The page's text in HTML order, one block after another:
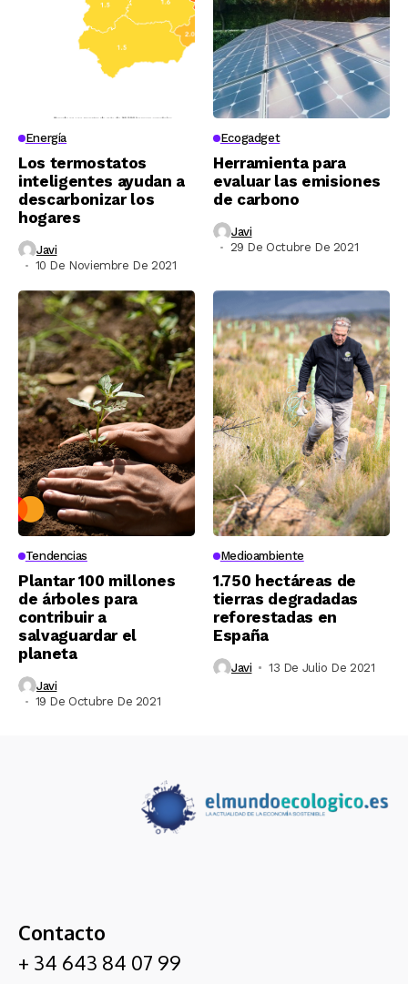
Energía
Los termostatos
inteligentes ayudan a
descarbonizar los
hogares
Javi
10 De Noviembre De 2021
Ecogadget
Herramienta para
evaluar las emisiones
de carbono
Javi
29 De Octubre De 2021
Tendencias
Plantar 100 millones
de árboles para
contribuir a
salvaguardar el
planeta
Javi
19 De Octubre De 2021
Medioambiente
1.750 hectáreas de
tierras degradadas
reforestadas en
España
Javi 13 De Julio De 2021
Contacto
+ 34 643 84 07 99